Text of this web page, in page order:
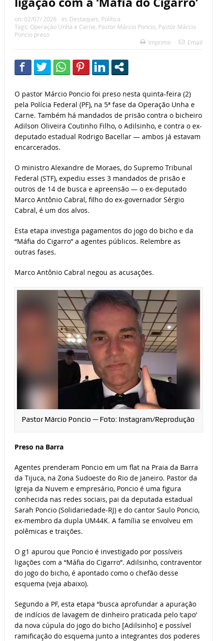
on: 02/07/ 2026 In: Destaques, Política
Tags: Operação Unha e Carne, Pastor Márcio Poncio, Pastor Márcio
Poncio preso
Imprimir
Email
O pastor Márcio Poncio foi preso nesta quinta-feira (2)
pela Polícia Federal (PF), na 5ª fase da Operação Unha e
Carne. Também há mandados de prisão contra o bicheiro
Adilson Oliveira Coutinho Filho, o Adilsinho, e contra o ex-
deputado estadual Rodrigo Bacellar — ambos já estavam
encarcerados.
O ministro Alexandre de Moraes, do Supremo Tribunal
Federal (STF), expediu esses 3 mandados de prisão e
outros de 14 de busca e apreensão — o ex-deputado
Marco Antônio Cabral, filho do ex-governador Sérgio
Cabral, é um dos alvos.
Esta etapa investiga pagamentos do jogo do bicho e da
“Máfia do Cigarro” a agentes públicos. Relembre as
outras fases.
Marco Antônio Cabral negou as acusações.
Pastor Márcio Poncio — Foto: Instagram/Reprodução
Preso na Barra
Agentes prenderam Poncio em um flat na Praia da Barra
da Tijuca, na Zona Sudoeste do Rio de Janeiro. Pastor da
Igreja da Nuvem e empresário, Poncio é uma figura
conhecida nas redes sociais, pai da deputada estadual
Sarah Poncio (Solidariedade-RJ) e do cantor Saulo Poncio,
ex-membro da dupla UM44K. A família se envolveu em
polêmicas e traições.
O g1 apurou que Poncio é investigado por possíveis
ligações com a “Máfia do Cigarro”. Adilsinho, contraventor
do jogo do bicho, é apontado como o chefão desse
esquema (veja abaixo).
Segundo a PF, esta etapa “busca aprofundar a apuração
de indícios de lavagem de dinheiro praticada pelo ‘capo’
da nova cúpula do jogo do bicho [Adilsinho] e possível
ramificação do esquema junto a integrantes dos poderes